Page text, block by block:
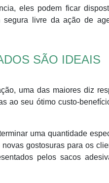
eles podem ficar
segura livre da ação de
SÃO IDEAIS
uma das maiores diz
ao seu ótimo custo-
uma quantidade
gostosuras para os
pelos sacos